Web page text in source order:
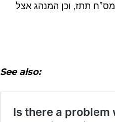
תתז, וכן המנהג אצל
See also: